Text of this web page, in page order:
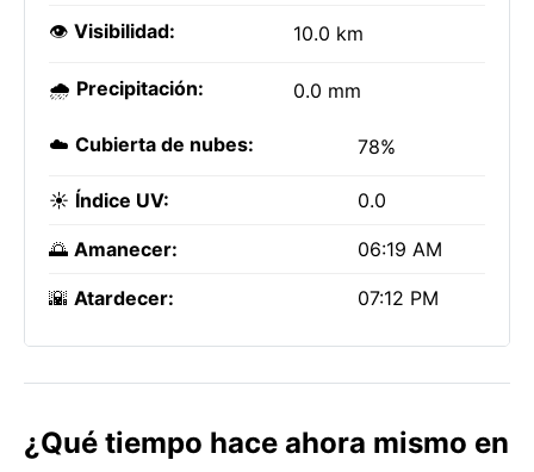
👁️ Visibilidad: 10.0 km
🌧️ Precipitación: 0.0 mm
☁️ Cubierta de nubes: 78%
☀️ Índice UV: 0.0
🌅 Amanecer: 06:19 AM
🌇 Atardecer: 07:12 PM
¿Qué tiempo hace ahora mismo en